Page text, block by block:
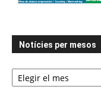
Notícies per mesos
Notícies
per